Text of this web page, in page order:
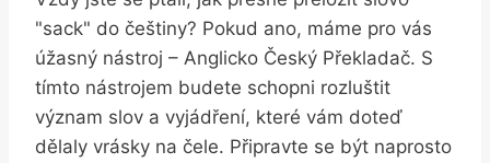
"sack" do češtiny? Pokud ano, máme pro vás
úžasný nástroj – Anglicko Český Překladač. S
tímto nástrojem budete schopni rozluštit
význam slov a vyjádření, které vám doteď
dělaly vrásky na čele. Připravte se být naprosto